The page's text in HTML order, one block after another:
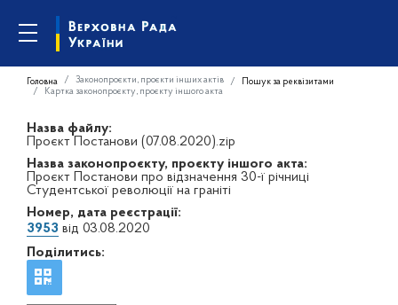
Головна Законопроєкти, проєкти інших актів
Пошук за реквізитами
Картка законопроєкту, проєкту іншого акта
Назва файлу:
Проєкт Постанови (07.08.2020).zip
Назва законопроєкту, проєкту іншого акта:
Проєкт Постанови про відзначення 30-ї річниці
Студентської революції на граніті
Номер, дата реєстрації:
3953 від 03.08.2020
Поділитись: